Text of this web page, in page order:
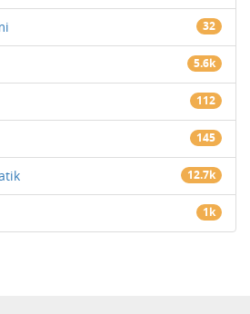
32
5.6k
112
145
12.7k
1k